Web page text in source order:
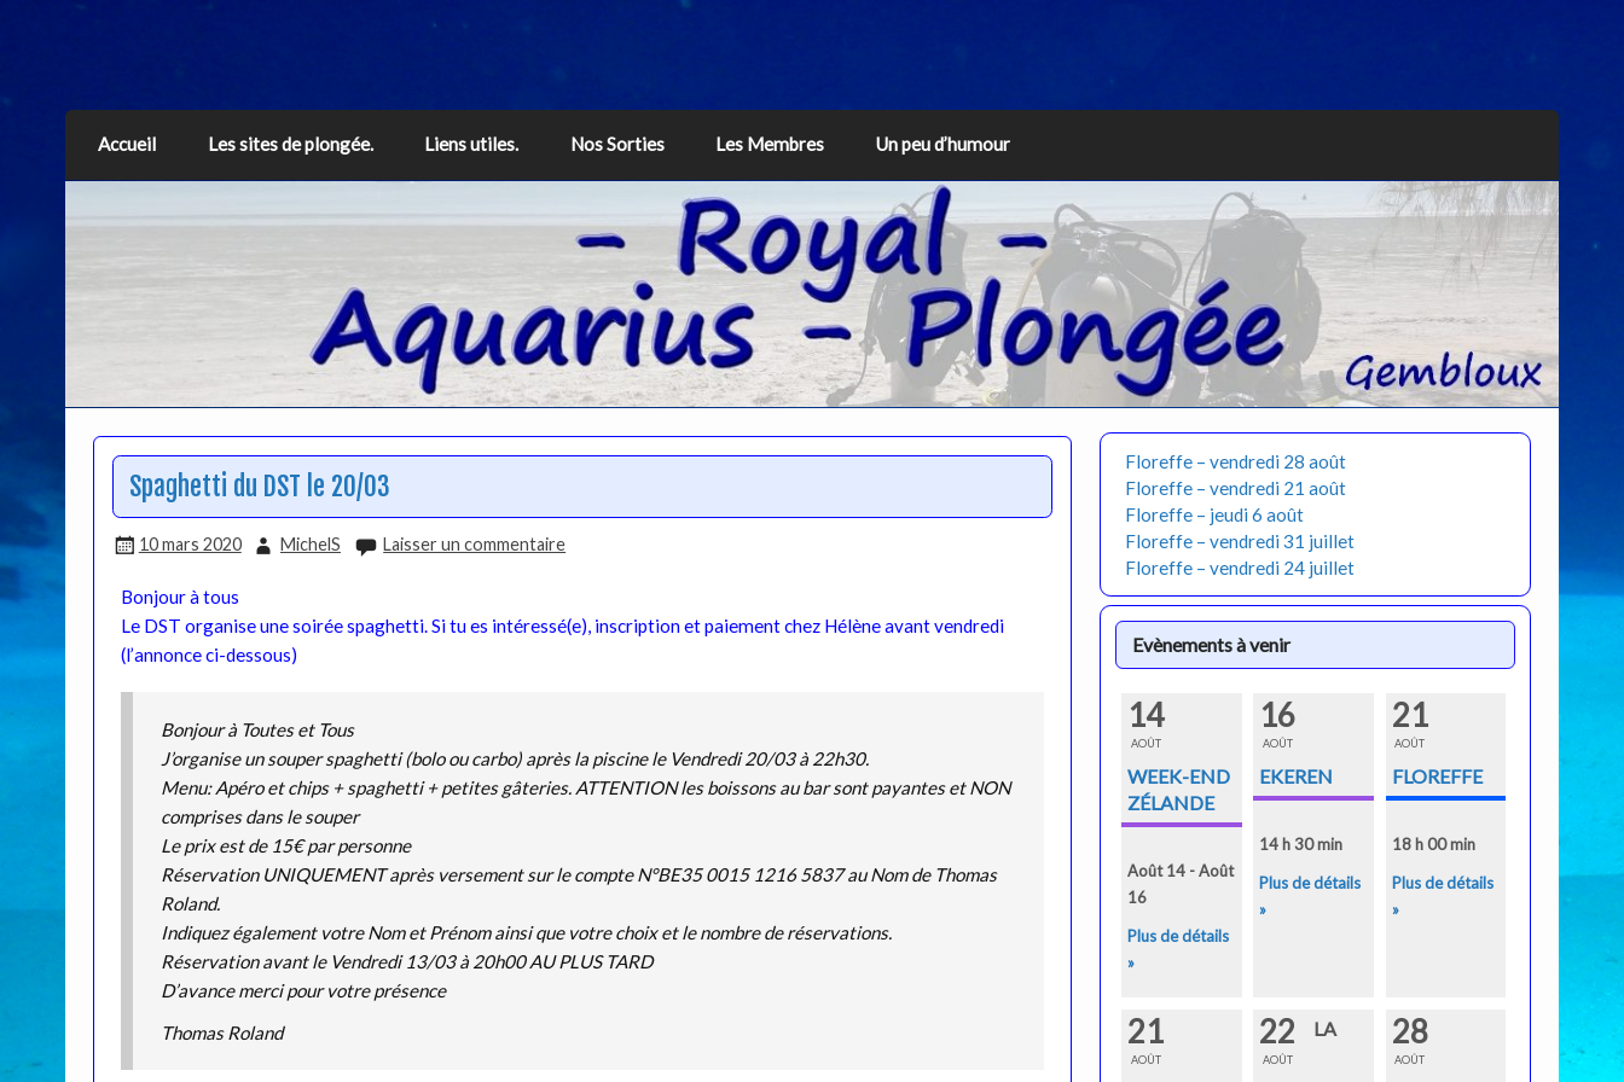
Aquarius
Accueil Les sites de plongée. Liens utiles. Nos Sorties Les Membres Un peu d’humour
Spaghetti du DST le 20/03
10 mars 2020 MichelS Laisser un commentaire
Bonjour à tous
Le DST organise une soirée spaghetti. Si tu es intéressé(e), inscription et paiement chez Hélène avant vendredi
(l’annonce ci-dessous)
Bonjour à Toutes et Tous
J’organise un souper spaghetti (bolo ou carbo) après la piscine le Vendredi 20/03 à 22h30.
Menu: Apéro et chips + spaghetti + petites gâteries. ATTENTION les boissons au bar sont payantes et NON
comprises dans le souper
Le prix est de 15€ par personne
Réservation UNIQUEMENT après versement sur le compte N°BE35 0015 1216 5837 au Nom de Thomas
Roland.
Indiquez également votre Nom et Prénom ainsi que votre choix et le nombre de réservations.
Réservation avant le Vendredi 13/03 à 20h00 AU PLUS TARD
D’avance merci pour votre présence
Thomas Roland
Floreffe – vendredi 28 août
Floreffe – vendredi 21 août
Floreffe – jeudi 6 août
Floreffe – vendredi 31 juillet
Floreffe – vendredi 24 juillet
Evènements à venir
14
AOÛT
WEEK-END
ZÉLANDE
Août 14 - Août
16
Plus de détails
»
16
AOÛT
EKEREN
14 h 30 min
Plus de détails
»
21
AOÛT
FLOREFFE
18 h 00 min
Plus de détails
»
21
AOÛT
22
AOÛT
LA 28
AOÛT